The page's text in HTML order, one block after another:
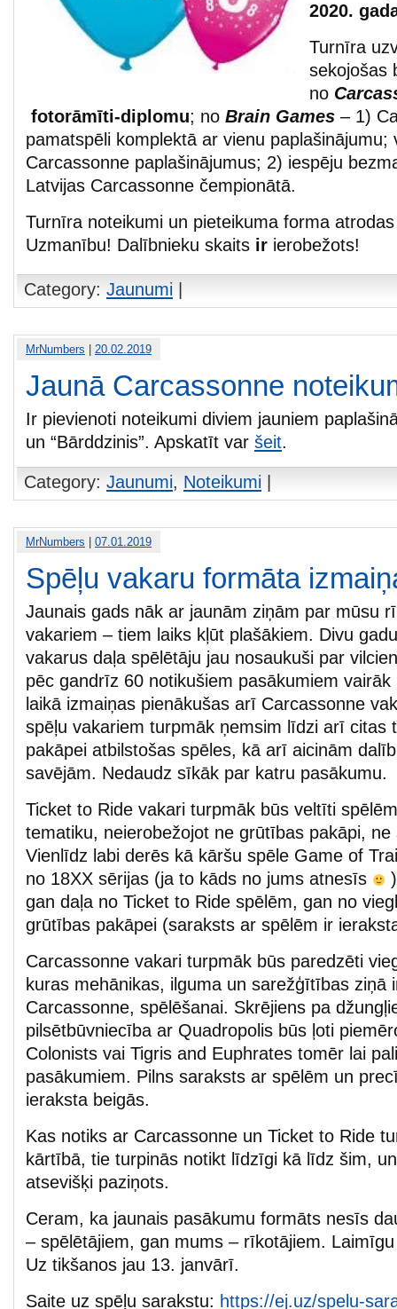
2020.
Turnīra
sekojošas
no
fotorāmīti-diplomu; no Brain Games – 1)
pamatspēli komplektā ar vienu paplašinājumu;
Carcassonne paplašinājumus; 2) iespēju
Latvijas Carcassonne čempionātā.
Turnīra noteikumi un pieteikuma forma
Uzmanību! Dalībnieku skaits ir ierobežots!
Category: Jaunumi
MrNumbers 20.02.2019
Jaunā Carcassonne
Ir pievienoti noteikumi diviem jauniem
un “Bārddzinis”. Apskatīt var šeit.
Category: Jaunumi, Noteikumi
MrNumbers 07.01.2019
Spēļu vakaru formāta
Jaunais gads nāk ar jaunām ziņām par mūsu
vakariem – tiem laiks kļūt plašākiem. Divu
vakarus daļa spēlētāju jau nosaukuši par
pēc gandrīz 60 notikušiem pasākumiem vairāk
laikā izmaiņas pienākušas arī Carcassonne
spēļu vakariem turpmāk ņemsim līdzi arī citas
pakāpei atbilstošas spēles, kā arī aicinām
savējām. Nedaudz sīkāk par katru pasākumu.
Ticket to Ride vakari turpmāk būs veltīti
tematiku, neierobežojot ne grūtības pakāpi, ne
Vienlīdz labi derēs kā kāršu spēle Game of
no 18XX sērijas (ja to kāds no jums atnesīs
gan daļa no Ticket to Ride spēlēm, gan no
grūtības pakāpei (saraksts ar spēlēm ir
Carcassonne vakari turpmāk būs paredzēti
kuras mehānikas, ilguma un sarežģītības ziņā
Carcassonne, spēlēšanai. Skrējiens pa
pilsētbūvniecība ar Quadropolis būs ļoti
Colonists vai Tigris and Euphrates tomēr lai
pasākumiem. Pilns saraksts ar spēlēm un
ieraksta beigās.
Kas notiks ar Carcassonne un Ticket to Ride
kārtībā, tie turpinās notikt līdzīgi kā līdz šim,
atsevišķi paziņots.
Ceram, ka jaunais pasākumu formāts nesīs
– spēlētājiem, gan mums – rīkotājiem.
Uz tikšanos jau 13. janvārī.
Saite uz spēļu sarakstu: https://ej.uz/spelu-